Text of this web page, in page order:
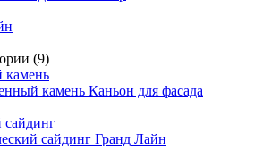
(9)
камень
камень Каньон для фасада
сайдинг
сайдинг Гранд Лайн